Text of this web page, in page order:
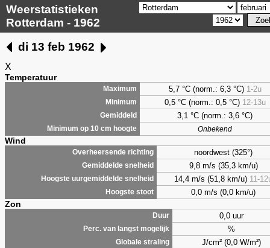
Weerstatistieken
Rotterdam - 1962
di 13 feb 1962
X
Temperatuur
Maximum 5,7 °C (norm.: 6,3 °C) 1-2u
Minimum 0,5 °C (norm.: 0,5 °C) 12-13u
Gemiddeld 3,1 °C (norm.: 3,6 °C)
Minimum op 10 cm hoogte Onbekend
Wind
Overheersende richting noordwest (325°)
Gemiddelde snelheid 9,8 m/s (35,3 km/u)
Hoogste uurgemiddelde snelheid 14,4 m/s (51,8 km/u) 11-
Hoogste stoot 0,0 m/s (0,0 km/u)
Zon
Duur 0,0 uur
Perc. van langst mogelijk %
Globale straling J/cm² (0,0 W/m²)